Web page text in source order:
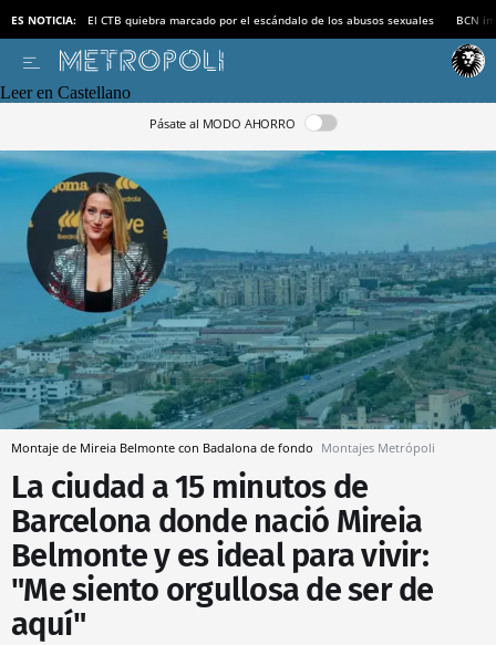
ES NOTICIA: El CTB quiebra marcado por el escándalo de los abusos sexuales BCN
Leer en Castellano
Pásate al MODO AHORRO
Montaje de Mireia Belmonte con Badalona de fondo Montajes Metrópoli
La ciudad a 15 minutos de
Barcelona donde nació Mireia
Belmonte y es ideal para vivir:
"Me siento orgullosa de ser de
aquí"